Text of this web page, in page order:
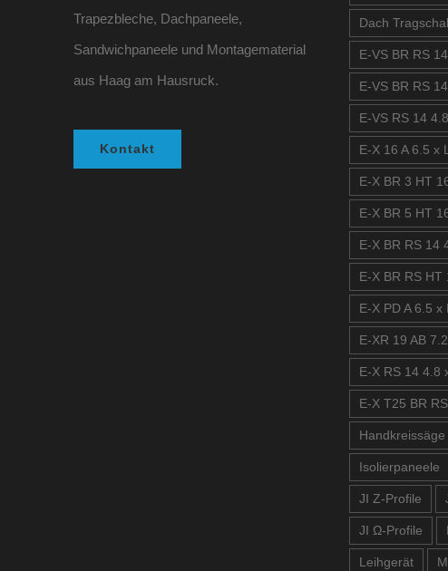
Trapezbleche, Dachpaneele,
Sandwichpaneele und Montagematerial
aus Haag am Hausruck.
Kontakt
Dach
E-VS BR RS
E-VS BR RS
E-VS RS 14
E-X 16 A 6.5 x
E-X BR 3 HT
E-X BR 5 HT
E-X BR RS 14
E-X BR RS HT
E-X PD A 6.5 x
E-XR 19 AB
E-X RS 14 4.8
E-X T25 BR
Handkreissäge
Isolierpaneele
JI Z-Profile
JI Ω-Profile
Leihgerät